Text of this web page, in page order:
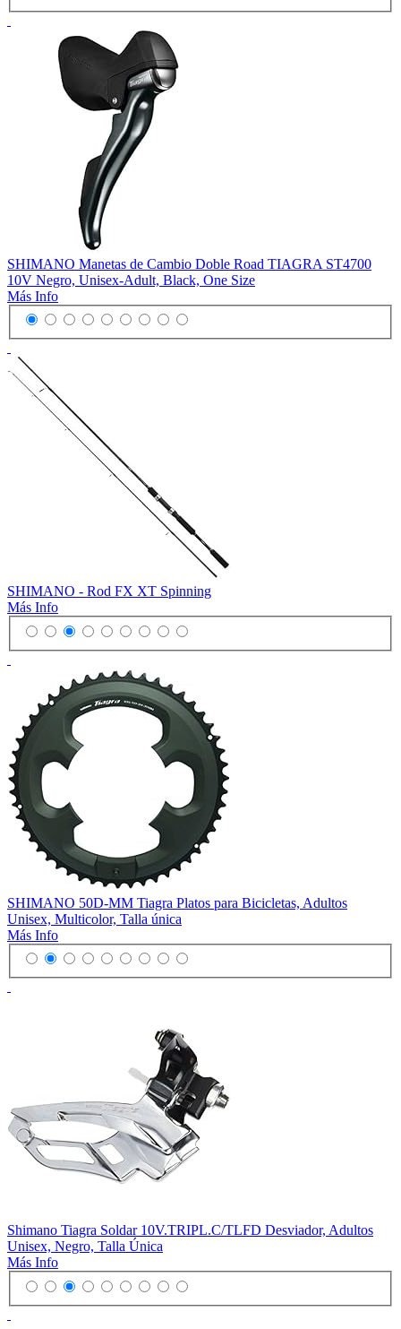
SHIMANO Manetas de Cambio Doble Road TIAGRA ST4700
10V Negro, Unisex-Adult, Black, One Size
Más Info
SHIMANO - Rod FX XT Spinning
Más Info
SHIMANO 50D-MM Tiagra Platos para Bicicletas, Adultos
Unisex, Multicolor, Talla única
Más Info
Shimano Tiagra Soldar 10V.TRIPL.C/TLFD Desviador, Adultos
Unisex, Negro, Talla Única
Más Info